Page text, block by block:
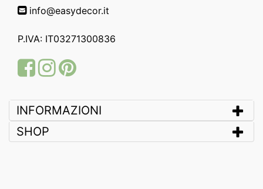
info@easydecor.it
P.IVA: IT03271300836
FacebookInstagram
Pinterest
INFORMAZIONI
SHOP